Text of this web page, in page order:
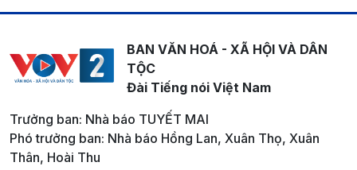
BAN VĂN HOÁ - XÃ HỘI VÀ DÂN
TỘC
Đài Tiếng nói Việt Nam
Trưởng ban: Nhà báo TUYẾT MAI
Phó trưởng ban: Nhà báo Hồng Lan, Xuân Thọ, Xuân
Thân, Hoài Thu